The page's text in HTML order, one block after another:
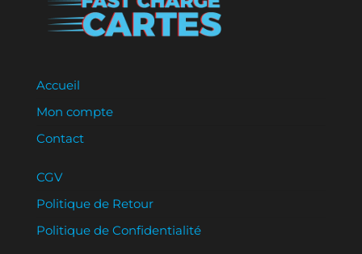
Accueil
Mon compte
Contact
CGV
Politique de Retour
Politique de Confidentialité